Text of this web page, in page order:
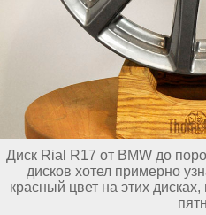
Диск Rial R17 от BMW до
дисков хотел примерно
красный цвет на этих